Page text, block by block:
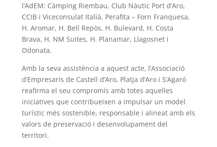
l’AdEM: Càmping Riembau, Club Nàutic Port d’Aro,
CCIB i Viceconsulat Italià, Perafita – Forn Franquesa,
H. Aromar, H. Bell Repòs, H. Bulevard, H. Costa
Brava, H. NM Suites, H. Planamar, Llagosnet i
Odonata.
Amb la seva assistència a aquest acte, l’Associació
d’Empresaris de Castell d’Aro, Platja d’Aro i S’Agaró
reafirma el seu compromís amb totes aquelles
iniciatives que contribueixen a impulsar un model
turístic més sostenible, responsable i alineat amb els
valors de preservació i desenvolupament del
territori.